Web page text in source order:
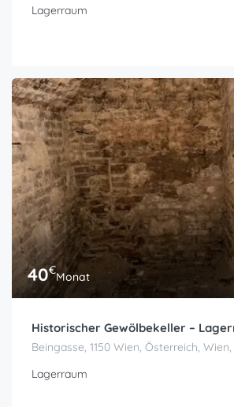
Lagerraum
40€Monat
Historischer Gewölbekeller –
Beingasse, 1150 Wien, Österreich,
Lagerraum